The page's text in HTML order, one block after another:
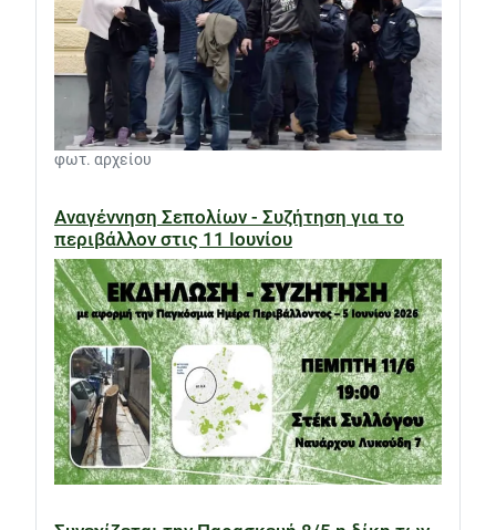
φωτ. αρχείου
Αναγέννηση Σεπολίων - Συζήτηση για το
περιβάλλον στις 11 Ιουνίου